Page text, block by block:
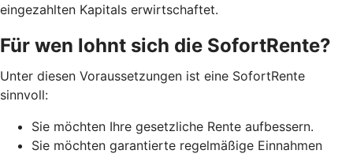
eingezahlten Kapitals erwirtschaftet.
Für wen lohnt sich die SofortRente?
Unter diesen Voraussetzungen ist eine SofortRente
sinnvoll:
Sie möchten Ihre gesetzliche Rente aufbessern.
Sie möchten garantierte regelmäßige Einnahmen